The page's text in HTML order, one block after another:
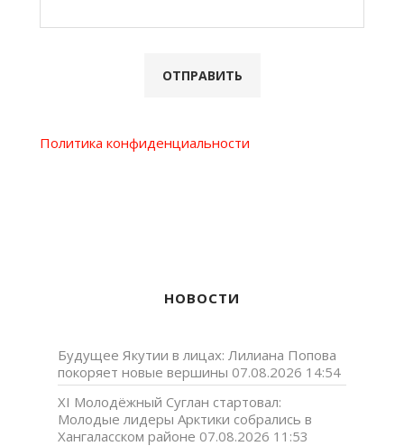
Политика конфиденциальности
НОВОСТИ
Будущее Якутии в лицах: Лилиана Попова
покоряет новые вершины 07.08.2026 14:54
XI Молодёжный Суглан стартовал:
Молодые лидеры Арктики собрались в
Хангаласском районе 07.08.2026 11:53